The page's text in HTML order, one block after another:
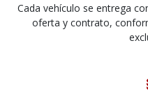
Cada vehículo se entrega
oferta y contrato,